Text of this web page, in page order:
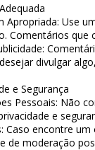
Apropriada: Use
Comentários que
divulgar
e Segurança
Pessoais: Não
e
Caso encontre
de moderação